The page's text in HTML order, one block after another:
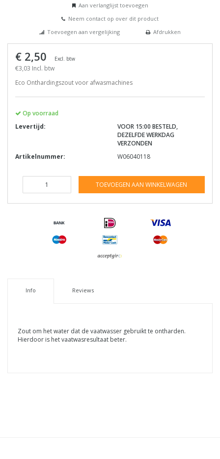
Aan verlanglijst toevoegen
Neem contact op over dit product
Toevoegen aan vergelijking
Afdrukken
€ 2,50 Excl. btw
€3,03 Incl. btw
Eco Onthardingszout voor afwasmachines
Op voorraad
Levertijd:
VOOR 15:00 BESTELD,
DEZELFDE WERKDAG
VERZONDEN
Artikelnummer:
W06040118
TOEVOEGEN AAN WINKELWAGEN
Info Reviews
Zout om het water dat de vaatwasser gebruikt te ontharden.
Hierdoor is het vaatwasresultaat beter.